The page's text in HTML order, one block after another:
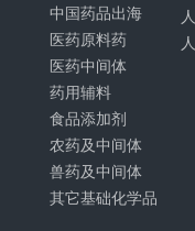
中国药品出海
医药原料药
医药中间体
药用辅料
食品添加剂
农药及中间体
兽药及中间体
其它基础化学品